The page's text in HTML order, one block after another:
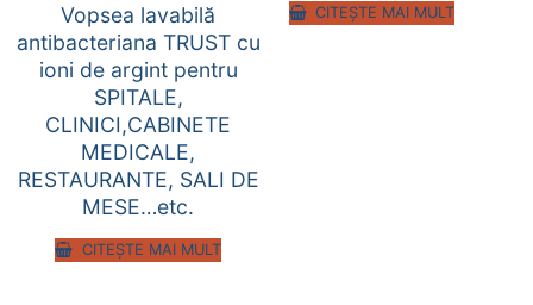
Vopsea lavabilă
antibacteriana TRUST cu
ioni de argint pentru
SPITALE,
CLINICI,CABINETE
MEDICALE,
RESTAURANTE, SALI DE
MESE…etc.
CITEȘTE MAI MULT
CITEȘTE MAI MULT